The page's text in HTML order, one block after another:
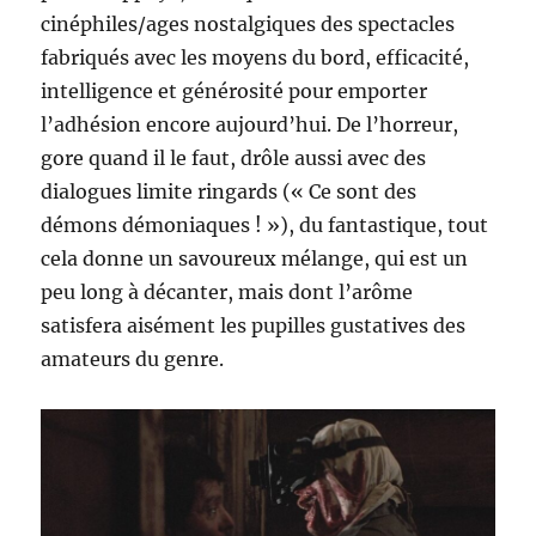
cinéphiles/ages nostalgiques des spectacles
fabriqués avec les moyens du bord, efficacité,
intelligence et générosité pour emporter
l’adhésion encore aujourd’hui. De l’horreur,
gore quand il le faut, drôle aussi avec des
dialogues limite ringards (« Ce sont des
démons démoniaques ! »), du fantastique, tout
cela donne un savoureux mélange, qui est un
peu long à décanter, mais dont l’arôme
satisfera aisément les pupilles gustatives des
amateurs du genre.